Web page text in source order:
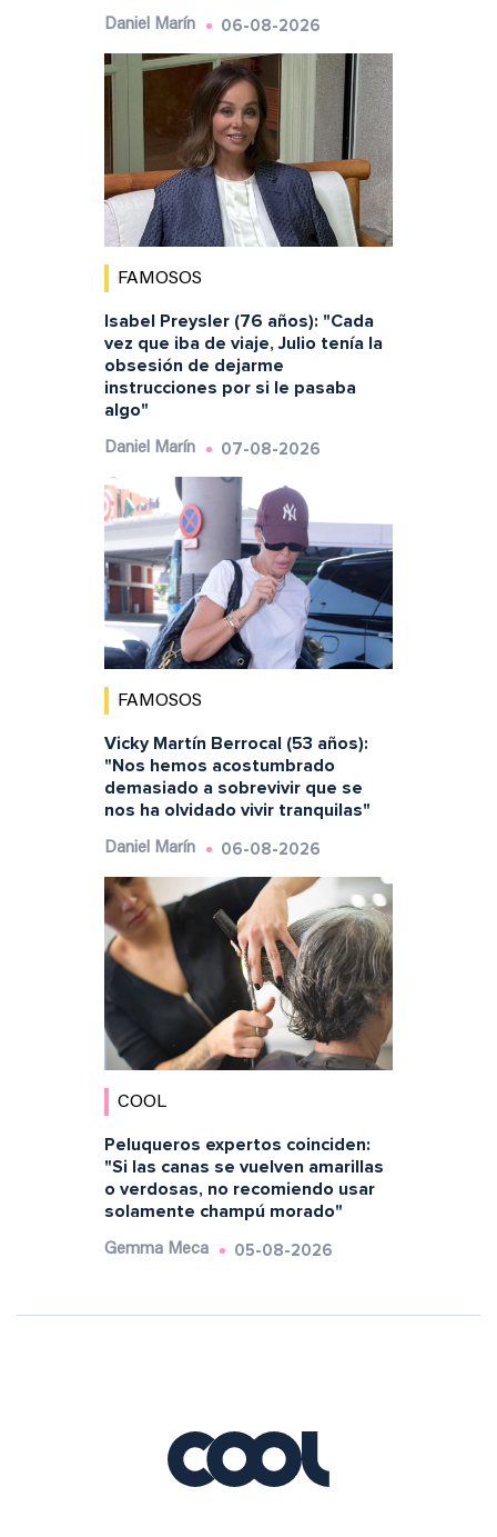
Daniel Marín 06-08-2026
FAMOSOS
Isabel Preysler (76 años): "Cada
vez que iba de viaje, Julio tenía la
obsesión de dejarme
instrucciones por si le pasaba
algo"
Daniel Marín 07-08-2026
FAMOSOS
Vicky Martín Berrocal (53 años):
"Nos hemos acostumbrado
demasiado a sobrevivir que se
nos ha olvidado vivir tranquilas"
Daniel Marín 06-08-2026
COOL
Peluqueros expertos coinciden:
"Si las canas se vuelven amarillas
o verdosas, no recomiendo usar
solamente champú morado"
Gemma Meca 05-08-2026